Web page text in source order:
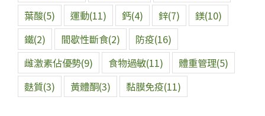
葉酸(5) 運動(11) 鈣(4) 鋅(7) 鎂(10)
鐵(2) 間歇性斷食(2) 防疫(16)
雌激素佔優勢(9) 食物過敏(11) 體重管理(5)
麩質(3) 黃體酮(3) 黏膜免疫(11)